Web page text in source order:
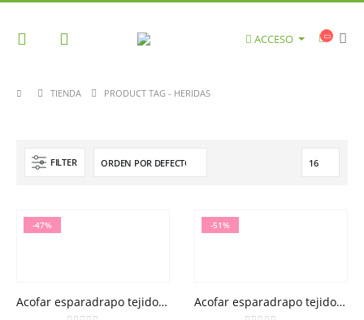
ACCESO
TIENDA PRODUCT TAG - HERIDAS
FILTER
-47%
Acofar esparadrapo tejido 5 x 2.5 cm
-51%
Acofar esparadrapo tejido 5 x 5 cm